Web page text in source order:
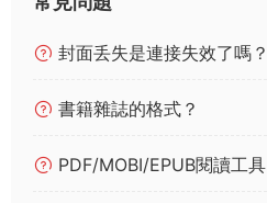
封面丢失是連接失效了嗎？
書籍雜誌的格式？
PDF/MOBI/EPUB閱讀工具